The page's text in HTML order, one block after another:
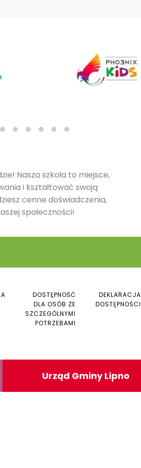
Nasza szkoła to miejsce,
i kształtować swoją
cenne doświadczenia,
społeczności!
DOSTĘPNOŚĆ
DLA OSÓB ZE
SZCZEGÓLNYMI
POTRZEBAMI
DEKLARACJA
DOSTĘPNOŚCI
Urząd Gminy Lipno